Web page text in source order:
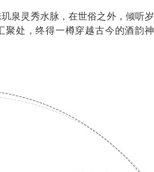
泉灵秀水脉，在世俗之外，倾听岁
聚处，终得一樽穿越古今的酒韵神